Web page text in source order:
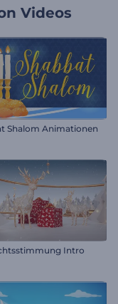
Videos
Shalom Animationen
Intro